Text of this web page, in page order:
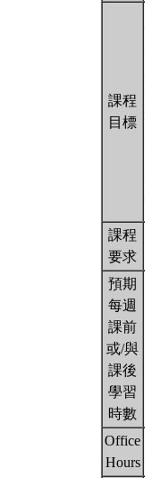
課程
目標
課程
要求
預期
每週
課前
或/與
課後
學習
時數
Office
Hours